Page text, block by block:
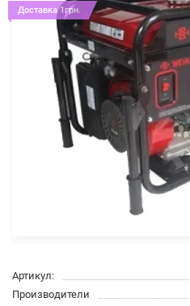
Доставка 1грн.
Артикул:
Производители